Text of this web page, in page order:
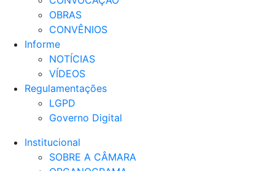
OBRAS
CONVÊNIOS
Informe
NOTÍCIAS
VÍDEOS
Regulamentações
LGPD
Governo Digital
Institucional
SOBRE A CÂMARA